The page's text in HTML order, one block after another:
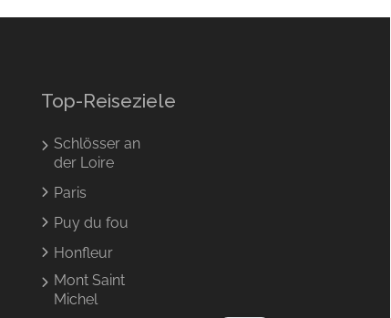
Top-Reiseziele
Schlösser an
der Loire
Paris
Puy du fou
Honfleur
Mont Saint
Michel